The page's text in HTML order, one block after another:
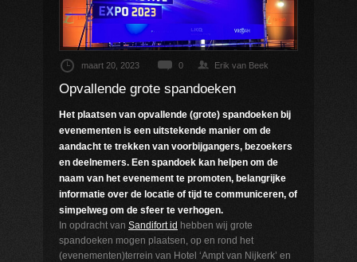
maart 20, 2023 0 Erik van Beek
Opvallende grote spandoeken
Het plaatsen van opvallende (grote) spandoeken bij
evenementen is een uitstekende manier om de
aandacht te trekken van voorbijgangers, bezoekers
en deelnemers. Een spandoek kan helpen om de
naam van het evenement te promoten, belangrijke
informatie over de locatie of tijd te communiceren, of
simpelweg om de sfeer te verhogen.
In opdracht van Sandifort id hebben wij grote
spandoeken mogen plaatsen, op en rond het
(evenementen)terrein van Hotel ‘Ampt van Nijkerk’ en